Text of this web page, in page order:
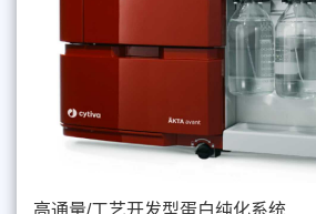
高通量/工艺开发型蛋白纯化系统